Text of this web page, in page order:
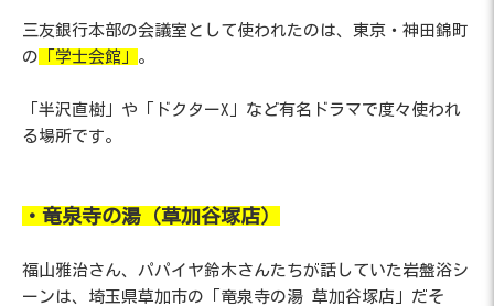
三友銀行本部の会議室として使われたのは、東京・神田錦町
の 「学士会館」 。
「半沢直樹」や「ドクターX」など有名ドラマで度々使われ
る場所です。
・竜泉寺の湯（草加谷塚店）
福山雅治さん、パパイヤ鈴木さんたちが話していた岩盤浴シ
ーンは、埼玉県草加市の「竜泉寺の湯 草加谷塚店」だそ